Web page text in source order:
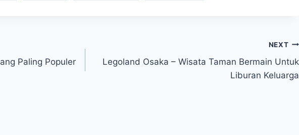
Paling Populer
NEXT
Legoland Osaka – Wisata Taman Bermain Untuk
Liburan Keluarga